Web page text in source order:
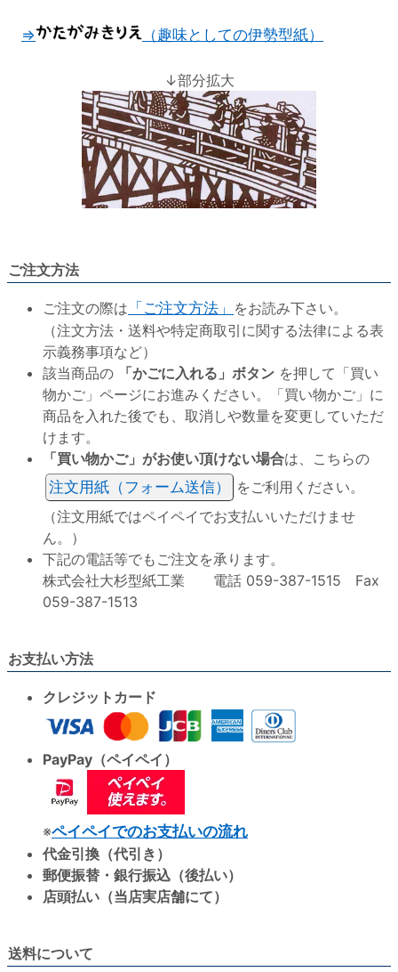
⇒ （趣味としての伊勢型紙）
↓部分拡大
ご注文方法
ご注文の際は 「ご注文方法」 をお読み下さい。
（注文方法・送料や特定商取引に関する法律による表
示義務事項など）
該当商品の
「かごに入れる」ボタン を押して「買い
物かご」ページにお進みください。「買い物かご」に
商品を入れた後でも、取消しや数量を変更していただ
けます。
「買い物かご」がお使い頂けない場合は、こちらの
注文用紙（フォーム送信）
をご利用ください。
（注文用紙ではペイペイでお支払いいただけませ
ん。）
下記の電話等でもご注文を承ります。
株式会社大杉型紙工業 電話 059-387-1515 Fax
059-387-1513
お支払い方法
クレジットカード
PayPay（ペイペイ）
※ペイペイでのお支払いの流れ
代金引換（代引き）
郵便振替・銀行振込（後払い）
店頭払い（当店実店舗にて）
送料について